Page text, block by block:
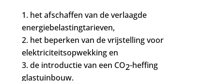
het afschaffen van de verlaagde
energiebelastingtarieven,
het beperken van de vrijstelling voor
elektriciteitsopwekking en
de introductie van een CO2-heffing
glastuinbouw.